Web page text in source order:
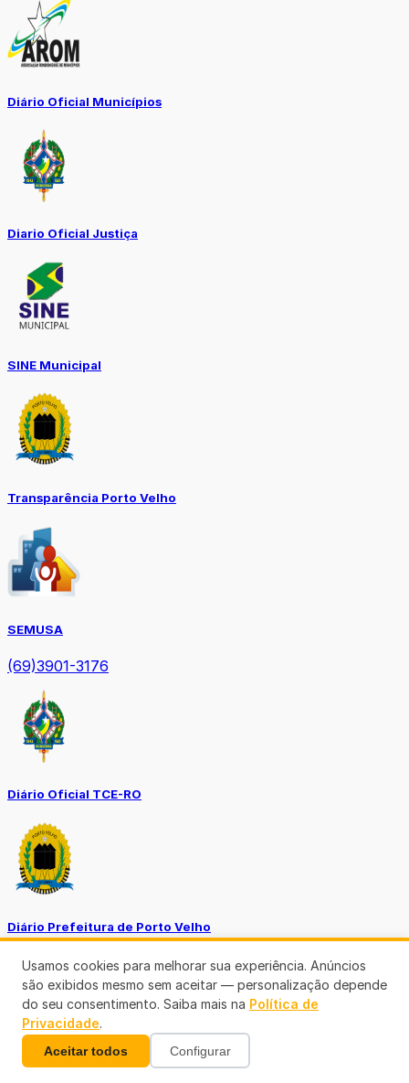
Diário Oficial Municípios
Diario Oficial Justiça
SINE Municipal
Transparência Porto Velho
SEMUSA
(69)3901-3176
Diário Oficial TCE-RO
Diário Prefeitura de Porto Velho
Diário Oficial de RO
Usamos cookies para melhorar sua experiência. Anúncios
são exibidos mesmo sem aceitar — personalização depende
do seu consentimento. Saiba mais na Política de
Privacidade.
Aceitar todos Configurar